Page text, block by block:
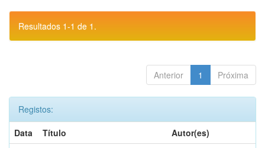
Resultados 1-1 de 1.
Anterior 1 Próxima
Registos:
Data
Título
Autor(es)